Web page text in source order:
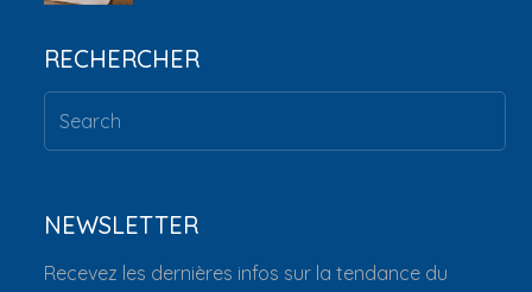
RECHERCHER
NEWSLETTER
Recevez les dernières infos sur la tendance du